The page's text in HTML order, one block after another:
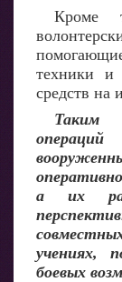
Кроме
техники и
средств на
Таким
а их
учениях,
боевых